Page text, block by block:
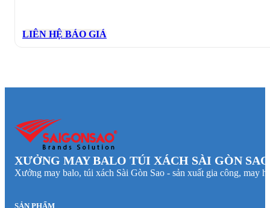
LIÊN HỆ BÁO GIÁ
XƯỞNG MAY BALO TÚI XÁCH SÀI GÒN
Xưởng may balo, túi xách Sài Gòn Sao - sản xuất gia công, may
SẢN PHẨM